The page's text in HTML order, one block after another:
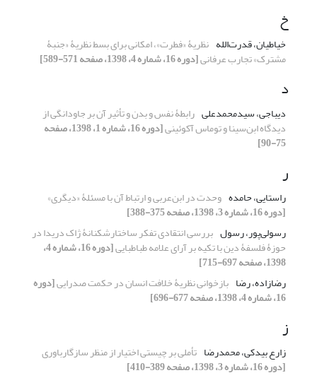
خ
خیاطیان، قدرت‌الله نظریۀ «فطرت»، امکانی برای بسط نظریۀ «جنبۀ
مشترک» تجارب عرفانی[دوره 16، شماره 4، 1398، صفحه 571-589]
د
دیباجی، سیدمحمدعلی رابطۀ نفس و بدن و تأثیر آن بر جاودانگی از
دیدگاه ابن‌سینا و توماس آکوئینی [دوره 16، شماره 1، 1398، صفحه
75-90]
ر
راستایی، حامده وحدت در ابن‌عربی و ارتباط آن با مسئلۀ «دیگری»
[دوره 16، شماره 3، 1398، صفحه 375-388]
رسولی‌پور، رسول بررسی انتقادی تفکر ساختارشکنانۀ ژاک دریدا در
حوزۀ فلسفۀ دین با تکیه بر آرای علامه طباطبایی [دوره 16، شماره 4،
1398، صفحه 697-715]
رضازاده، رضا بازخوانی نظریۀ خلافت انسان در حکمت صدرایی[دوره
16، شماره 4، 1398، صفحه 677-696]
ز
زارع بیدکی، محمدرضا تأملی بر چیستی اختیار از منظر سازگارباوری
[دوره 16، شماره 3، 1398، صفحه 389-410]